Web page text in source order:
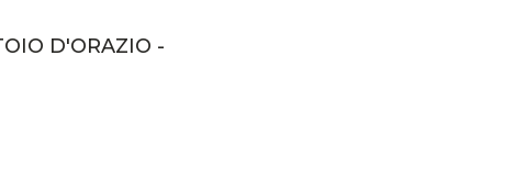
D'ORAZIO -